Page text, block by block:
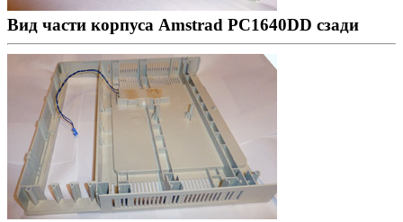
Вид части корпуса Amstrad PC1640DD сзади